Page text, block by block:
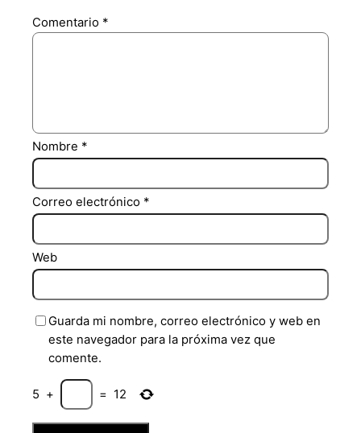
Comentario *
Nombre *
Correo electrónico *
Web
Guarda mi nombre, correo electrónico y web en
este navegador para la próxima vez que
comente.
5 + = 12